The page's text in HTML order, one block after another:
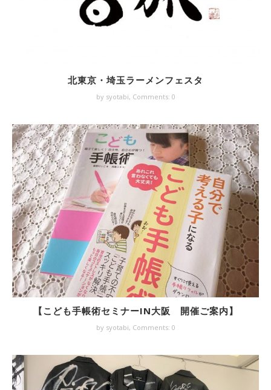
北東京・埼玉ラーメンフェスタ
by syotabi, Comments: 0
【こども手帳術セミナーIN大阪 開催ご案内】
by syotabi, Comments: 0